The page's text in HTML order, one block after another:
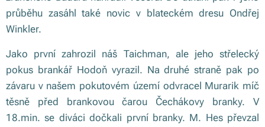
průběhu zasáhl také novic v blateckém dresu Ondřej
Winkler.
Jako první zahrozil náš Taichman, ale jeho střelecký
pokus brankář Hodoň vyrazil. Na druhé straně pak po
závaru v našem pokutovém území odvracel Murarik míč
těsně před brankovou čarou Čechákovy branky. V
18.min. se diváci dočkali první branky. M. Hes převzal